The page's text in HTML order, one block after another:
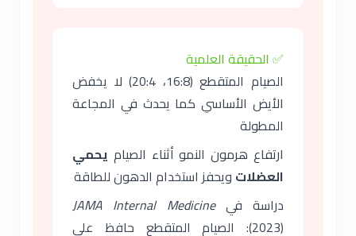
✅ الحقيقة العلمية
الصيام المتقطع (16:8، 20:4) لا يخفض
الأيض الأساسي كما يحدث في المجاعة
المطولة
ارتفاع هرمون النمو أثناء الصيام يحمي
العضلات ويحفز استخدام الدهون للطاقة
دراسة فيJAMA Internal Medicine
(2023): الصيام المتقطع حافظ على